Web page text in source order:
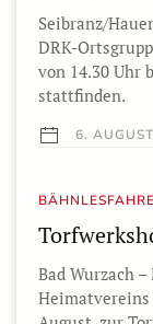
Seibranz/
DRK-
von 14.30 Uhr
stattfinden.
6.
Bad Wurzach
Heimatvereins